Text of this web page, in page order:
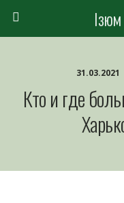
31.03.2021
Кто и где